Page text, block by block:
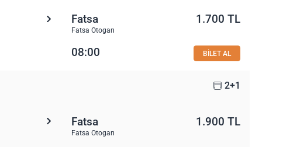
Fatsa
Fatsa Otogarı
1.700 TL
08:00 BİLET AL
2+1
Fatsa
Fatsa Otogarı
1.900 TL